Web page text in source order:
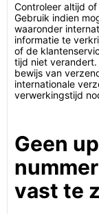
Controleer altijd
Gebruik indien
waaronder
informatie te
of de
tijd niet
bewijs van
internationale
verwerkingstijd
Geen
vast te